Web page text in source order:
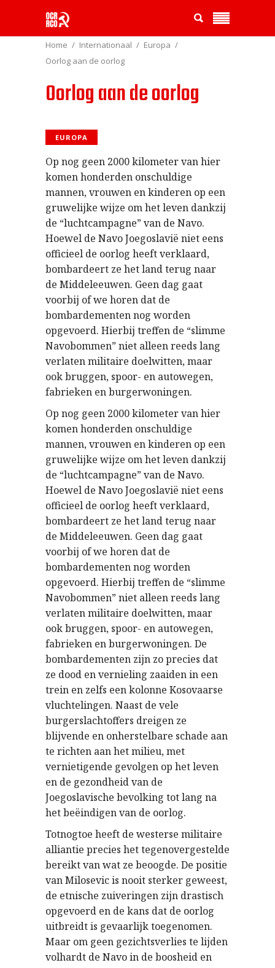
Home Internationaal
Europa
Oorlog aan de oorlog
Oorlog aan de oorlog
EUROPA
Op nog geen 2000 kilometer van hier
komen honderden onschuldige
mannen, vrouwen en kinderen op een
gruwelijke wijze om het leven dankzij
de “luchtcampagne” van de Navo.
Hoewel de Navo Joegoslavië niet eens
officieel de oorlog heeft verklaard,
bombardeert ze het land terug naar
de Middeleeuwen. Geen dag gaat
voorbij of we horen dat de
bombardementen nog worden
opgevoerd. Hierbij treffen de “slimme
Navobommen” niet alleen reeds lang
verlaten militaire doelwitten, maar
ook bruggen, spoor- en autowegen,
fabrieken en burgerwoningen.
Op nog geen 2000 kilometer van hier
komen honderden onschuldige
mannen, vrouwen en kinderen op een
gruwelijke wijze om het leven dankzij
de “luchtcampagne” van de Navo.
Hoewel de Navo Joegoslavië niet eens
officieel de oorlog heeft verklaard,
bombardeert ze het land terug naar
de Middeleeuwen. Geen dag gaat
voorbij of we horen dat de
bombardementen nog worden
opgevoerd. Hierbij treffen de “slimme
Navobommen” niet alleen reeds lang
verlaten militaire doelwitten, maar
ook bruggen, spoor- en autowegen,
fabrieken en burgerwoningen. De
bombardementen zijn zo precies dat
ze dood en vernieling zaaiden in een
trein en zelfs een kolonne Kosovaarse
vluchtelingen. Naast de vele
burgerslachtoffers dreigen ze
blijvende en onherstelbare schade aan
te richten aan het milieu, met
vernietigende gevolgen op het leven
en de gezondheid van de
Joegoslavische bevolking tot lang na
het beëindigen van de oorlog.
Totnogtoe heeft de westerse militaire
alliantie precies het tegenovergestelde
bereikt van wat ze beoogde. De positie
van Milosevic is nooit sterker geweest,
de etnische zuiveringen zijn drastisch
opgevoerd en de kans dat de oorlog
uitbreidt is gevaarlijk toegenomen.
Maar om geen gezichtsverlies te lijden
volhardt de Navo in de boosheid en